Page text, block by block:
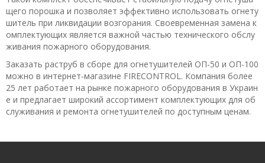
щего порошка и позволяет эффективно использовать огнету
шитель при ликвидации возгорания. Своевременная замена к
омплектующих является важной частью технического обслу
живания пожарного оборудования.
Заказать раструб в сборе для огнетушителей ОП-50 и ОП-100
можно в интернет-магазине FIRECONTROL. Компания более
25 лет работает на рынке пожарного оборудования в Украин
е и предлагает широкий ассортимент комплектующих для об
служивания и ремонта огнетушителей по доступным ценам.